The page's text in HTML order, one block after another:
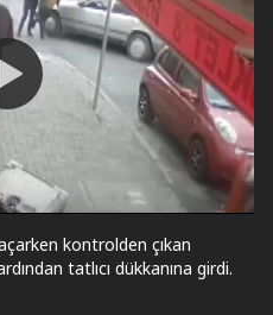
Play
Video
kontrolden çıkan
tatlıcı dükkanına girdi.